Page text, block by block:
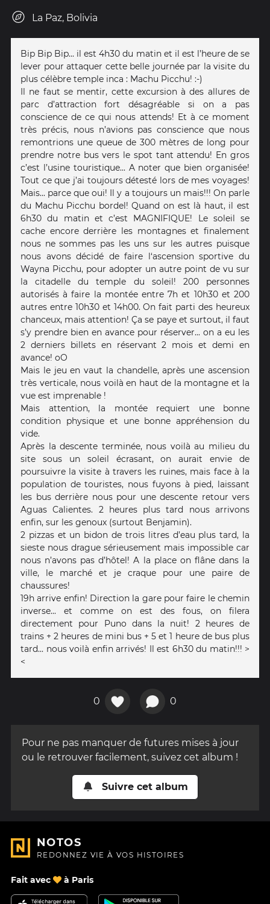
La Paz, Bolivia
Bip Bip Bip... il est 4h30 du matin et il est l’heure de se
lever pour attaquer cette belle journée par la visite du
plus célèbre temple inca : Machu Picchu! :-)
Il ne faut se mentir, cette excursion à des allures de
parc d’attraction fort désagréable si on a pas
conscience de ce qui nous attends! Et à ce moment
très précis, nous n’avions pas conscience que nous
remontrions une queue de 300 mètres de long pour
prendre notre bus vers le spot tant attendu! En gros
c’est l’usine touristique... A noter que bien organisée!
Tout ce que j’ai toujours détesté lors de mes voyages!
Mais... parce que oui! Il y a toujours un mais!!! On parle
du Machu Picchu bordel! Quand on est là haut, il est
6h30 du matin et c’est MAGNIFIQUE! Le soleil se
cache encore derrière les montagnes et finalement
nous ne sommes pas les uns sur les autres puisque
nous avons décidé de faire l‘ascension sportive du
Wayna Picchu, pour adopter un autre point de vu sur
la citadelle du temple du soleil! 200 personnes
autorisés à faire la montée entre 7h et 10h30 et 200
autres entre 10h30 et 14h00. On fait parti des heureux
chanceux, mais attention! Ça se paye et surtout, il faut
s’y prendre bien en avance pour réserver... on a eu les
2 derniers billets en réservant 2 mois et demi en
avance! oO
Mais le jeu en vaut la chandelle, après une ascension
très verticale, nous voilà en haut de la montagne et la
vue est imprenable !
Mais attention, la montée requiert une bonne
condition physique et une bonne appréhension du
vide.
Après la descente terminée, nous voilà au milieu du
site sous un soleil écrasant, on aurait envie de
poursuivre la visite à travers les ruines, mais face à la
population de touristes, nous fuyons à pied, laissant
les bus derrière nous pour une descente retour vers
Aguas Calientes. 2 heures plus tard nous arrivons
enfin, sur les genoux (surtout Benjamin).
2 pizzas et un bidon de trois litres d’eau plus tard, la
sieste nous drague sérieusement mais impossible car
nous n’avons pas d’hôtel! A la place on flâne dans la
ville, le marché et je craque pour une paire de
chaussures!
19h arrive enfin! Direction la gare pour faire le chemin
inverse... et comme on est des fous, on filera
directement pour Puno dans la nuit! 2 heures de
trains + 2 heures de mini bus + 5 et 1 heure de bus plus
tard... nous voilà enfin arrivés! Il est 6h30 du matin!!! >
<
0 0
Pour ne pas manquer de futures mises à jour
ou le retrouver facilement, suivez cet album !
Suivre cet album
NOTOS
REDONNEZ VIE À VOS HISTOIRES
Fait avec à Paris